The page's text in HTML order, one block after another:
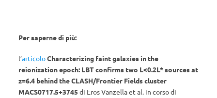
Per saperne di più:
l’articoloCharacterizing faint galaxies in the
reionization epoch: LBT confirms two L<0.2L* sources at
z=6.4 behind the CLASH/Frontier Fields cluster
MACS0717.5+3745 di Eros Vanzella et al. in corso di